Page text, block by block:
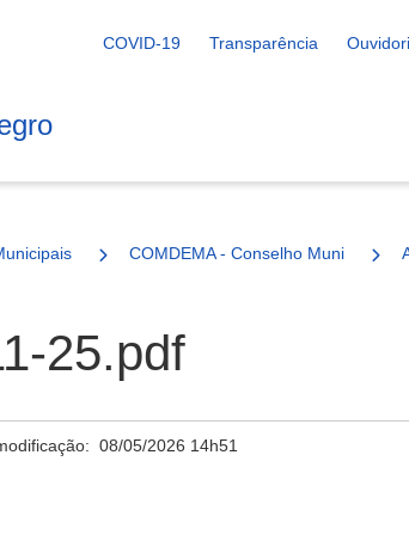
COVID-19 Transparência
COMDEMA - Conselho Municipal
25.pdf
08/05/2026 14h51